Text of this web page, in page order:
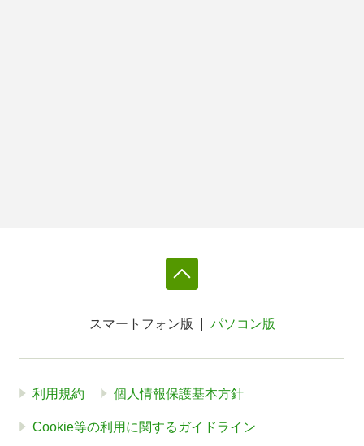
スマートフォン版 パソコン版
利用規約 個人情報保護基本方針
Cookie等の利用に関するガイドライン